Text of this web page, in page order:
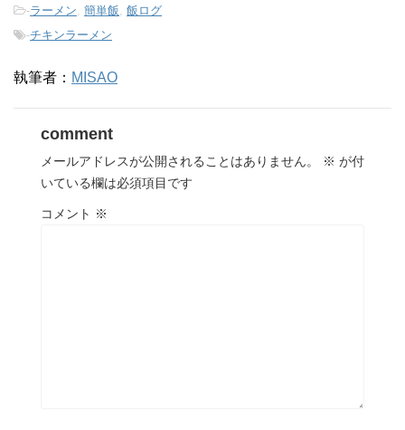
-ラーメン 簡単飯 飯ログ
-チキンラーメン
執筆者： MISAO
comment
メールアドレスが公開されることはありません。 ※ が付
いている欄は必須項目です
コメント ※